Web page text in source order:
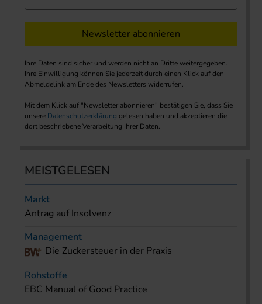
Newsletter abonnieren
Ihre Daten sind sicher und werden nicht an Dritte weitergegeben.
Ihre Einwilligung können Sie jederzeit durch einen Klick auf den
Abmeldelink am Ende des Newsletters widerrufen.
Mit dem Klick auf "Newsletter abonnieren" bestätigen Sie, dass Sie
unsere Datenschutzerklärung gelesen haben und akzeptieren die
dort beschriebene Verarbeitung Ihrer Daten.
MEISTGELESEN
Markt
Antrag auf Insolvenz
Management
Die Zuckersteuer in der Praxis
Rohstoffe
EBC Manual of Good Practice